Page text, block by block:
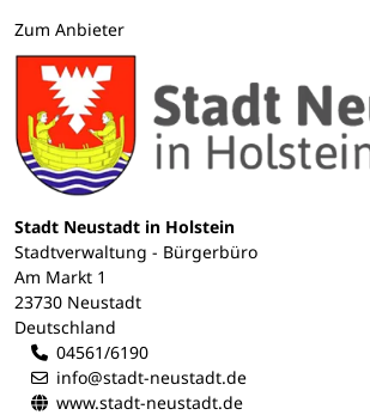
Zum Anbieter
Stadt Neustadt in Holstein
Stadtverwaltung - Bürgerbüro
Am Markt 1
23730 Neustadt
Deutschland
04561/6190
info@stadt-neustadt.de
www.stadt-neustadt.de